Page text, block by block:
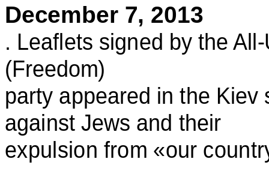
December 7, 2013
. Leaflets signed by the
(Freedom)
party appeared in the
against Jews and their
expulsion from «our